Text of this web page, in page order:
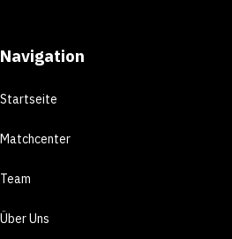
Navigation
Startseite
Matchcenter
Team
Über Uns